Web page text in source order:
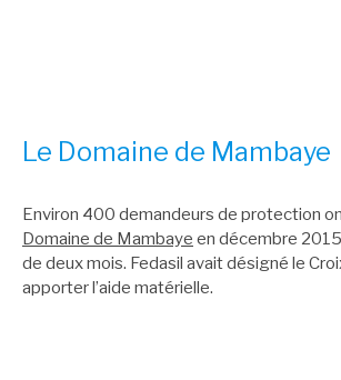
Le Domaine de Mambaye
Environ 400 demandeurs de protection
Domaine de Mambaye en décembre
de deux mois. Fedasil avait désigné le
apporter l’aide matérielle.